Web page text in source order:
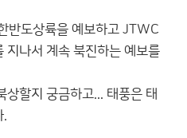
반도상륙을 예보하고 JTWC
지나서 계속 북진하는 예보를
상할지 궁금하고... 태풍은 태
.